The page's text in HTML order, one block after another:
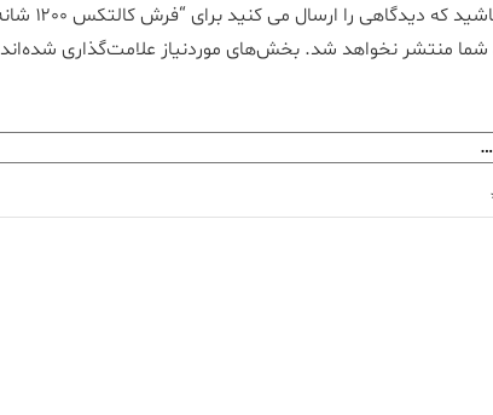
دیدگاهی را ارسال می کنید برای “فرش کالتکس ۱۲۰۰ شانه طرح طراوت طراوت مشکی”
شما منتشر نخواهد شد. بخش‌های موردنیاز علامت‌گذاری شده‌اند